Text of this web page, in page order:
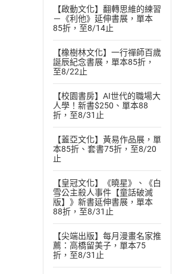
【啟動文化】翻轉思維的練習
－《利他》延伸書展，單本
85折，至8/14止
【橡樹林文化】一行禪師百歲
誕辰紀念書展，單本85折，
至8/22止
【校園書房】AI世代的職場大
人學！新書$250、單本88
折，至8/31止
【蓋亞文化】黃易作品展，單
本85折、套書75折，至8/20
止
【皇冠文化】《曉星》、《白
雪公主殺人事件【童話破滅
版】》新書延伸書展，單本
88折，至8/31止
【尖端出版】每月漫畫名家推
薦：高橋留美子，單本75
折，至8/31止